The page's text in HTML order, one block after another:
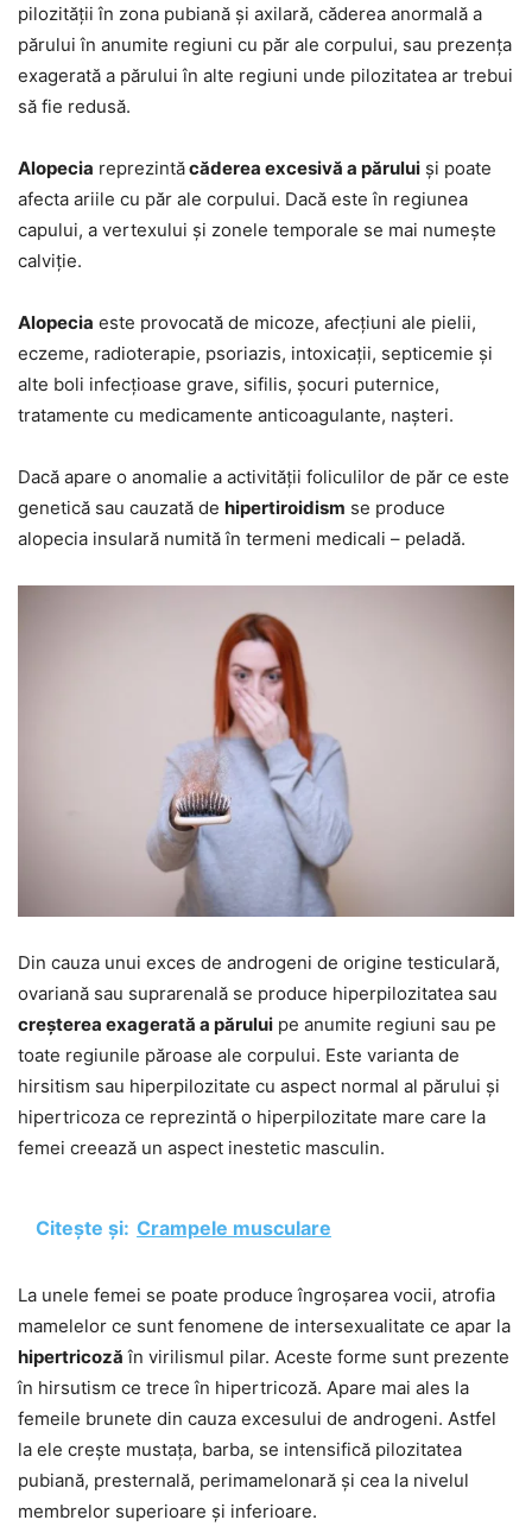
pilozității în zona pubiană și axilară, căderea anormală a
părului în anumite regiuni cu păr ale corpului, sau prezența
exagerată a părului în alte regiuni unde pilozitatea ar trebui
să fie redusă.
Alopecia reprezintăcăderea excesivă a părului și poate
afecta ariile cu păr ale corpului. Dacă este în regiunea
capului, a vertexului și zonele temporale se mai numește
calviție.
Alopecia este provocată de micoze, afecțiuni ale pielii,
eczeme, radioterapie, psoriazis, intoxicații, septicemie și
alte boli infecțioase grave, sifilis, șocuri puternice,
tratamente cu medicamente anticoagulante, nașteri.
Dacă apare o anomalie a activității foliculilor de păr ce este
genetică sau cauzată de hipertiroidism se produce
alopecia insulară numită în termeni medicali – peladă.
Din cauza unui exces de androgeni de origine testiculară,
ovariană sau suprarenală se produce hiperpilozitatea sau
creșterea exagerată a părului pe anumite regiuni sau pe
toate regiunile păroase ale corpului. Este varianta de
hirsitism sau hiperpilozitate cu aspect normal al părului și
hipertricoza ce reprezintă o hiperpilozitate mare care la
femei creează un aspect inestetic masculin.
Citește și: Crampele musculare
La unele femei se poate produce îngroșarea vocii, atrofia
mamelelor ce sunt fenomene de intersexualitate ce apar la
hipertricoză în virilismul pilar. Aceste forme sunt prezente
în hirsutism ce trece în hipertricoză. Apare mai ales la
femeile brunete din cauza excesului de androgeni. Astfel
la ele crește mustața, barba, se intensifică pilozitatea
pubiană, presternală, perimamelonară și cea la nivelul
membrelor superioare și inferioare.